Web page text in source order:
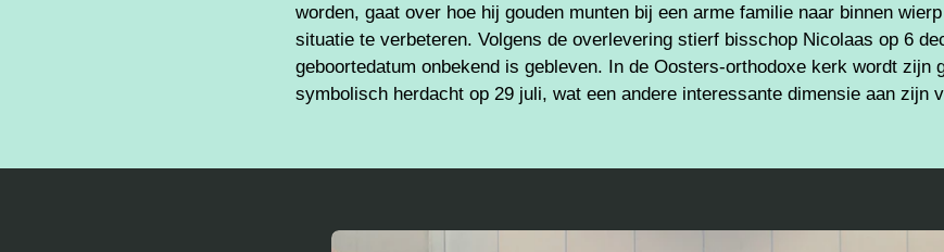
worden, gaat over hoe hij gouden munten bij een arme familie naar binnen
situatie te verbeteren. Volgens de overlevering stierf bisschop Nicolaas op 6
geboortedatum onbekend is gebleven. In de Oosters-orthodoxe kerk wordt zijn
symbolisch herdacht op 29 juli, wat een andere interessante dimensie aan zijn